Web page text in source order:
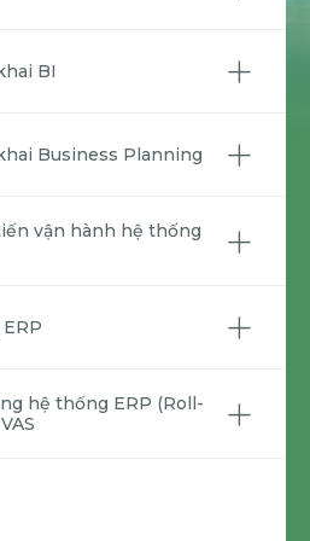
BI
Business Planning
vận hành hệ thống
hệ thống ERP (Roll-